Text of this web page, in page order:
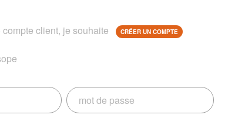
client, je souhaite CRÉER UN COMPTE